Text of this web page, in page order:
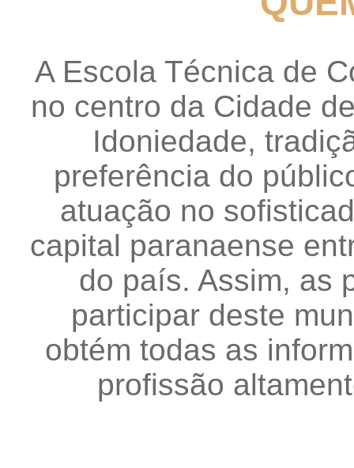
A Escola Técnica de
no centro da Cidade
Idoniedade,
preferência do
atuação no
capital paranaense
do país. Assim, as
participar deste
obtém todas as
profissão